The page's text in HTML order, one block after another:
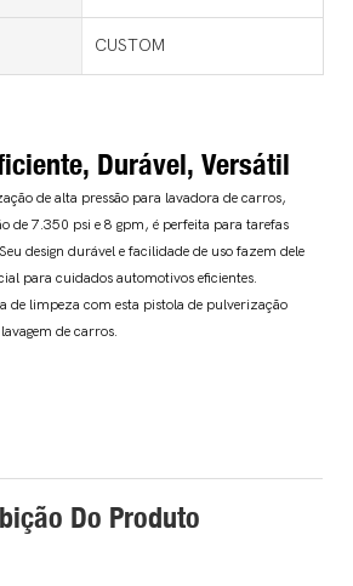
CUSTOM
Durável, Versátil
de alta pressão para lavadora de carros,
de 7.350 psi e 8 gpm, é perfeita para tarefas
design durável e facilidade de uso fazem dele
para cuidados automotivos eficientes.
de limpeza com esta pistola de pulverização
de carros.
Do Produto